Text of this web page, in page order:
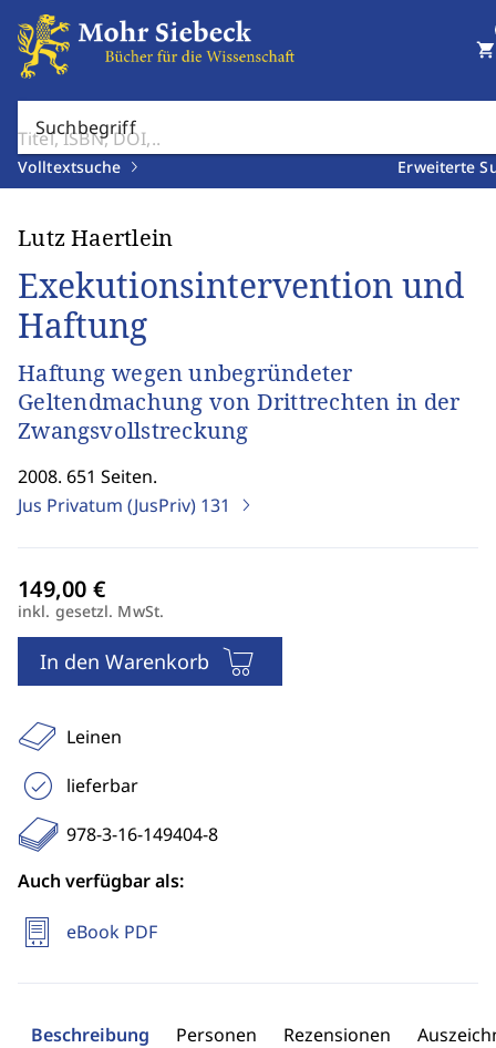
Suchbegriff
Volltextsuche Erweiterte
shopping_cart
Lutz Haertlein
Exekutionsintervention und
Haftung
Haftung wegen unbegründeter
Geltendmachung von Drittrechten in der
Zwangsvollstreckung
2008. 651 Seiten.
Jus Privatum (JusPriv) 131
inkl. gesetzl. MwSt.
In den Warenkorb
Leinen
lieferbar
978-3-16-149404-8
Auch verfügbar als:
eBook PDF
Beschreibung Personen Rezensionen